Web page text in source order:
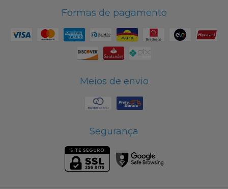
Formas de pagamento
Meios de envio
Segurança